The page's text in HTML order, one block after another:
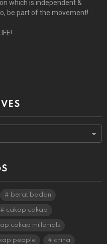
which is independent &
be part of the movement!
berat badan
cakap cakap
cakap millenials
people china